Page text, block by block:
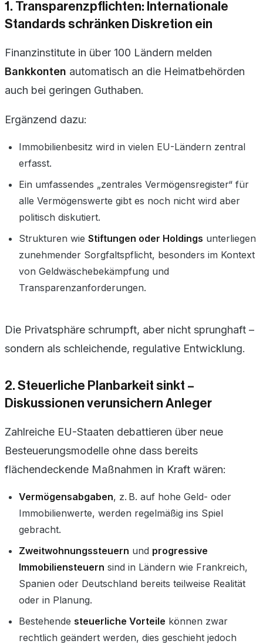
1. Transparenzpflichten: Internationale
Standards schränken Diskretion ein
Finanzinstitute in über 100 Ländern melden
Bankkonten automatisch an die Heimatbehörden
auch bei geringen Guthaben.
Ergänzend dazu:
Immobilienbesitz wird in vielen EU-Ländern zentral
erfasst.
Ein umfassendes „zentrales Vermögensregister“ für
alle Vermögenswerte gibt es noch nicht wird aber
politisch diskutiert.
Strukturen wie Stiftungen oder Holdings unterliegen
zunehmender Sorgfaltspflicht, besonders im Kontext
von Geldwäschebekämpfung und
Transparenzanforderungen.
Die Privatsphäre schrumpft, aber nicht sprunghaft –
sondern als schleichende, regulative Entwicklung.
2. Steuerliche Planbarkeit sinkt –
Diskussionen verunsichern Anleger
Zahlreiche EU-Staaten debattieren über neue
Besteuerungsmodelle ohne dass bereits
flächendeckende Maßnahmen in Kraft wären:
Vermögensabgaben, z. B. auf hohe Geld- oder
Immobilienwerte, werden regelmäßig ins Spiel
gebracht.
Zweitwohnungssteuern und progressive
Immobiliensteuern sind in Ländern wie Frankreich,
Spanien oder Deutschland bereits teilweise Realität
oder in Planung.
Bestehende steuerliche Vorteile können zwar
rechtlich geändert werden, dies geschieht jedoch